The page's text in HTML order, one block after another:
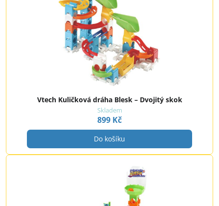
Vtech Kuličková dráha Blesk – Dvojitý skok
Skladem
899 Kč
Do košíku